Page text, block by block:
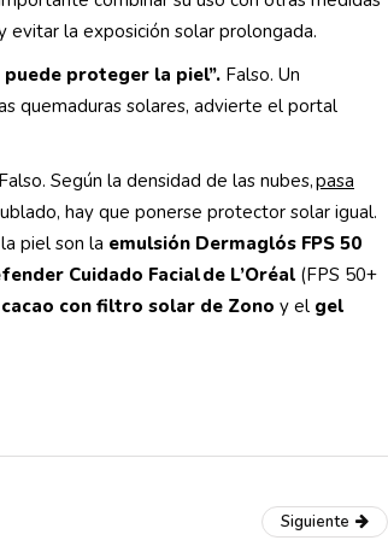
evitar la exposición solar prolongada.
puede proteger la piel”. Falso. Un
quemaduras solares, advierte el portal
Falso. Según la densidad de las nubes,pasa
hay que ponerse protector solar igual.
piel son la emulsión Dermaglós FPS 50
Cuidado Facial de L’Oréal (FPS 50+
con filtro solar de Zono y el gel
Siguiente